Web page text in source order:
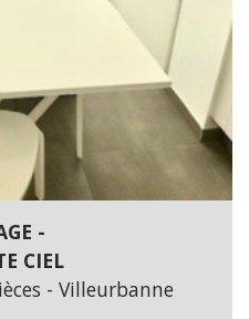
-
CIEL
- Villeurbanne